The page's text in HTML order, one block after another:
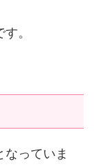
。
なっていま